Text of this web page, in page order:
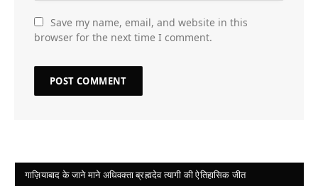
Save my name, email, and website in this
browser for the next time I comment.
गाज़ियाबाद के जाने माने अधिवक्ता ब्रह्मदेव त्यागी की ऐतिहासिक जीत